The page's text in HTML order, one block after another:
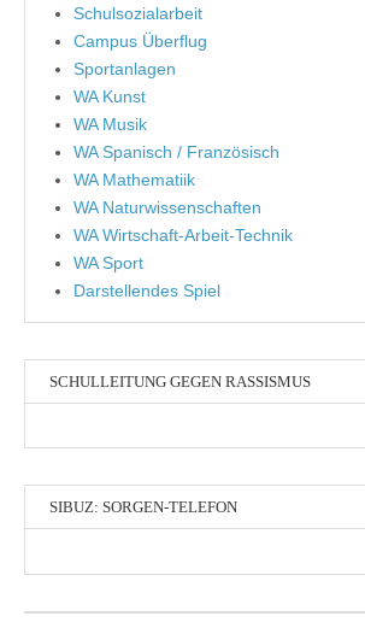
Schulsozialarbeit
Campus Überflug
Sportanlagen
WA Kunst
WA Musik
WA Spanisch / Französisch
WA Mathematiik
WA Naturwissenschaften
WA Wirtschaft-Arbeit-Technik
WA Sport
Darstellendes Spiel
SCHULLEITUNG GEGEN RASSISMUS
SIBUZ: SORGEN-TELEFON